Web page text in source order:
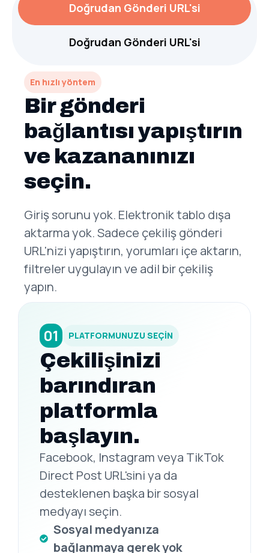
Doğrudan Gönderi URL'si
Doğrudan Gönderi URL'si
En hızlı yöntem
Bir gönderi
bağlantısı yapıştırın
ve kazananınızı
seçin.
Giriş sorunu yok. Elektronik tablo dışa
aktarma yok. Sadece çekiliş gönderi
URL'nizi yapıştırın, yorumları içe aktarın,
filtreler uygulayın ve adil bir çekiliş
yapın.
01 PLATFORMUNUZU SEÇİN
Çekilişinizi
barındıran
platformla
başlayın.
Facebook, Instagram veya TikTok
Direct Post URL'sini ya da
desteklenen başka bir sosyal
medyayı seçin.
Sosyal medyanıza
bağlanmaya gerek yok